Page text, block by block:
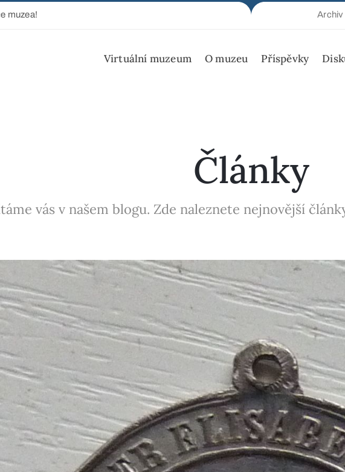
muzea! Archiv
Virtuální muzeum O muzeu Příspěvky
Články
vás v našem blogu. Zde naleznete nejnovější